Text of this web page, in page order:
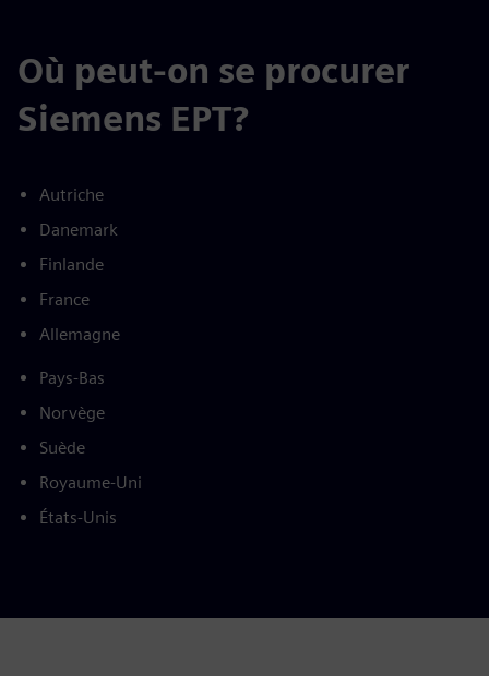
Où peut-on se procurer
Siemens EPT?
Autriche
Danemark
Finlande
France
Allemagne
Pays-Bas
Norvège
Suède
Royaume-Uni
États-Unis